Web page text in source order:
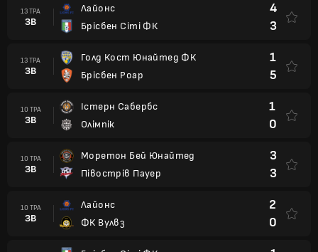
13 ТРА
ЗВ
Лайонс
Брісбен Сіті ФК
4
3
13 ТРА
ЗВ
Голд Кост Юнайтед ФК
Брісбен Роар
1
5
10 ТРА
ЗВ
Істерн Сабербс
Олімпік
1
0
10 ТРА
ЗВ
Моретон Бей Юнайтед
Півострів Пауер
3
3
10 ТРА
ЗВ
Лайонс
ФК Вулвз
2
0